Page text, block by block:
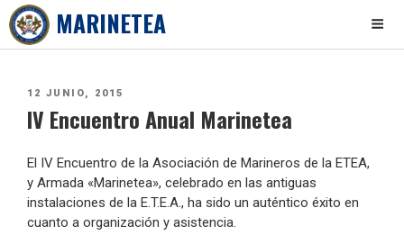
MARINETEA
PUBLICADO
12 JUNIO, 2015
IV Encuentro Anual Marinetea
El IV Encuentro de la Asociación de Marineros de la ETEA,
y Armada «Marinetea», celebrado en las antiguas
instalaciones de la E.T.E.A., ha sido un auténtico éxito en
cuanto a organización y asistencia.